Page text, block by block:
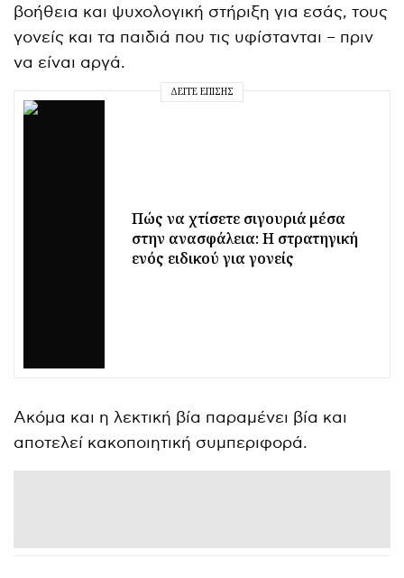
βοήθεια και ψυχολογική στήριξη για εσάς, τους
γονείς και τα παιδιά που τις υφίστανται – πριν
να είναι αργά.
ΔΕΊΤΕ ΕΠΊΣΗΣ
Πώς να χτίσετε σιγουριά μέσα
στην ανασφάλεια: Η στρατηγική
ενός ειδικού για γονείς
Ακόμα και η λεκτική βία παραμένει βία και
αποτελεί κακοποιητική συμπεριφορά.